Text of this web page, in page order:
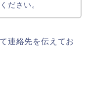
ださい。
連絡先を伝えてお